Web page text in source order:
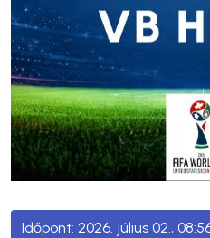
2026. július 02.,